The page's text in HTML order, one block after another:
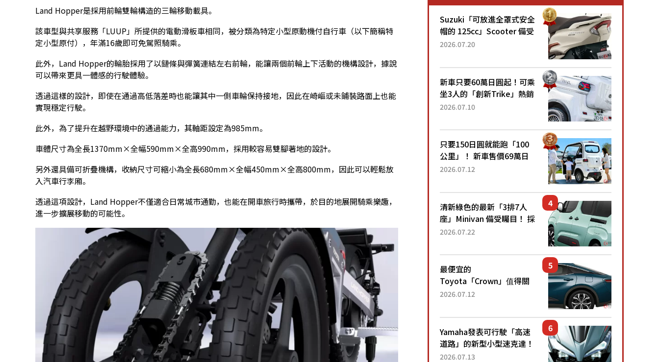
Land Hopper是採用前輪雙輪構造的三輪移動載具。
該車型與共享服務「LUUP」所提供的電動滑板車相同，被分類為特定小型原動機付自行車（以下簡稱特
定小型原付），年滿16歲即可免駕照騎乘。
此外，Land Hopper的輪胎採用了以鏈條與彈簧連結左右前輪，能讓兩個前輪上下活動的機構設計，據說
可以帶來更具一體感的行駛體驗。
透過這樣的設計，即使在通過高低落差時也能讓其中一側車輪保持接地，因此在崎嶇或未鋪裝路面上也能
實現穩定行駛。
此外，為了提升在越野環境中的通過能力，其軸距設定為985mm。
車體尺寸為全長1370mm×全幅590mm×全高990mm，採用較容易雙腳著地的設計。
另外還具備可折疊機構，收納尺寸可縮小為全長680mm×全幅450mm×全高800mm，因此可以輕鬆放
入汽車行李廂。
透過這項設計，Land Hopper不僅適合日常城市通勤，也能在開車旅行時攜帶，於目的地展開騎乘樂趣，
進一步擴展移動的可能性。
Suzuki「可放進全罩式安全
帽的 125cc」Scooter 備受
矚目！採用全新流線設計與
已陸續開始出口的新款
「B...
2026.07.20
新車只要60萬日圓起！可乘
坐3人的「創新Trike」熱銷
大賣成為人氣車款！「養車
日圓就能跑100公里」「小
朋友坐得...
2026.07.10
只要150日圓就能跑「100
公里」！ 新車售價69萬日
圓的「3人座」Trike大受歡
為何能迅速熱賣？
2026.07.12
清新綠色的最新「3排7人
座」Minivan 備受矚目！ 採
用全長4.7公尺剛剛好的車
還推出467萬元日圓起的5
人座版...
2026.07.22
最便宜的
Toyota「Crown」值得關
注！ 搭載4WD、每公升
眼！ 配備豐富、超越售價
水準，堪稱高CP值代表的
「...
2026.07.12
Yamaha發表可行駛「高速
道路」的新型小型速克達！
搭載能享受超強勁「渦輪
2026.07.13